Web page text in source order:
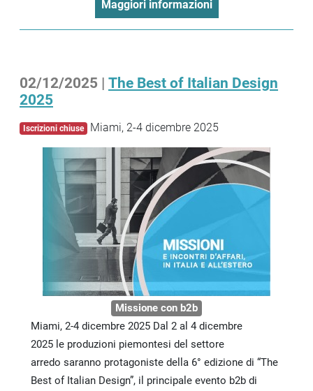
Maggiori informazioni
02/12/2025 | The Best of Italian Design
2025
Iscrizioni chiuse Miami, 2-4 dicembre 2025
Missione con b2b
Miami, 2-4 dicembre 2025 Dal 2 al 4 dicembre
2025 le produzioni piemontesi del settore
arredo saranno protagoniste della 6° edizione di “The
Best of Italian Design”, il principale evento b2b di